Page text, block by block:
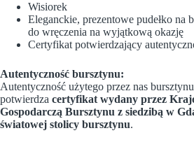
Wisiorek
Eleganckie, prezentowe pudełko na
do wręczenia na wyjątkową okazję
Certyfikat potwierdzający
Autentyczność bursztynu:
Autentyczność użytego przez nas bursztynu
potwierdza certyfikat wydany przez
Gospodarczą Bursztynu z siedzibą w
światowej stolicy bursztynu.